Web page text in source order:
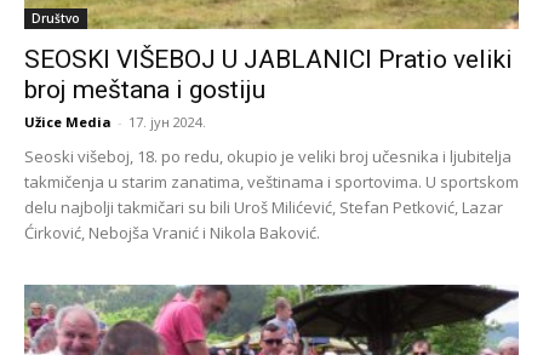
Društvo
SEOSKI VIŠEBOJ U JABLANICI Pratio veliki
broj meštana i gostiju
Užice Media - 17. јун 2024.
Seoski višeboj, 18. po redu, okupio je veliki broj učesnika i ljubitelja
takmičenja u starim zanatima, veštinama i sportovima. U sportskom
delu najbolji takmičari su bili Uroš Milićević, Stefan Petković, Lazar
Ćirković, Nebojša Vranić i Nikola Baković.